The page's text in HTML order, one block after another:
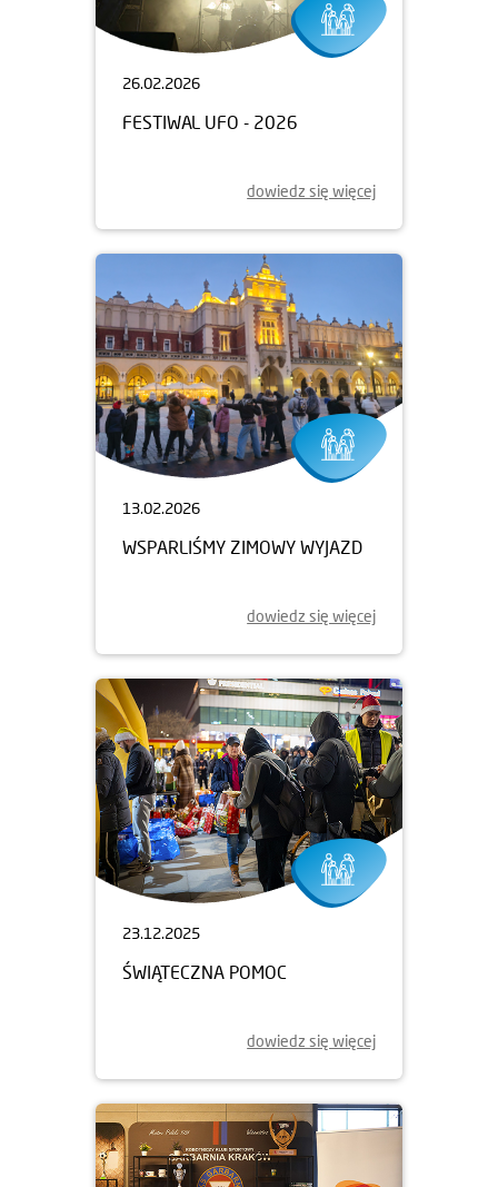
26.02.2026
FESTIWAL UFO - 2026
dowiedz się więcej
13.02.2026
WSPARLIŚMY ZIMOWY WYJAZD
dowiedz się więcej
23.12.2025
ŚWIĄTECZNA POMOC
dowiedz się więcej